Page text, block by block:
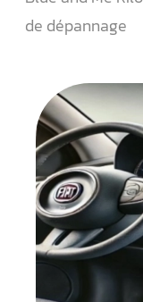
de dépannage